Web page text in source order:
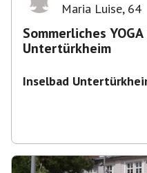
Maria Luise, 64
Sommerliches
Untertürkheim
Inselbad